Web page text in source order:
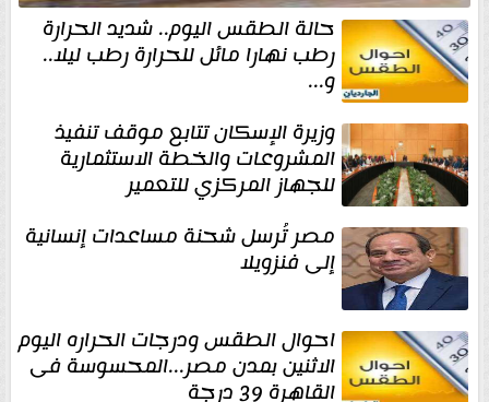
حالة الطقس اليوم.. شديد الحرارة
رطب نهارا مائل للحرارة رطب ليلا..
و...
وزيرة الإسكان تتابع موقف تنفيذ
المشروعات والخطة الاستثمارية
للجهاز المركزي للتعمير
مصر تُرسل شحنة مساعدات إنسانية
إلى فنزويلا
احوال الطقس ودرجات الحراره اليوم
الاثنين بمدن مصر...المحسوسة فى
القاهرة 39 درجة